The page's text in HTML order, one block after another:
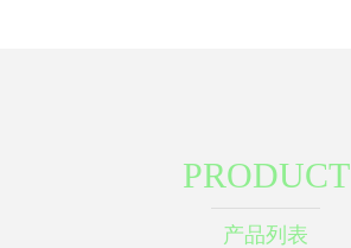
PRODUCT
产品列表